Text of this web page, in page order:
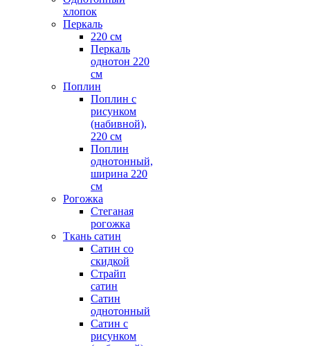
хлопок
Перкаль
220 см
Перкаль
однотон 220
см
Поплин
Поплин с
рисунком
(набивной),
220 см
Поплин
однотонный,
ширина 220
см
Рогожка
Стеганая
рогожка
Ткань сатин
Сатин со
скидкой
Страйп
сатин
Сатин
однотонный
Сатин с
рисунком